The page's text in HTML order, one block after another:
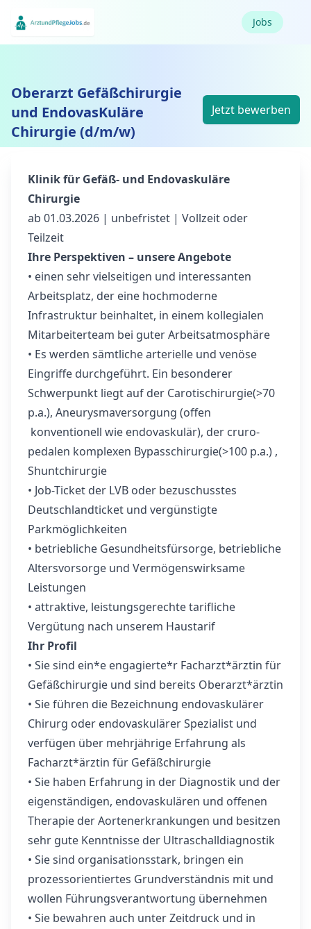
Jobs
Oberarzt Gefäßchirurgie
und EndovasKuläre
Chirurgie (d/m/w)
Jetzt bewerben
Klinik für Gefäß- und Endovaskuläre
Chirurgie
ab 01.03.2026 | unbefristet | Vollzeit oder
Teilzeit
Ihre Perspektiven – unsere Angebote
• einen sehr vielseitigen und interessanten
Arbeitsplatz, der eine hochmoderne
Infrastruktur beinhaltet, in einem kollegialen
Mitarbeiterteam bei guter Arbeitsatmosphäre
• Es werden sämtliche arterielle und venöse
Eingriffe durchgeführt. Ein besonderer
Schwerpunkt liegt auf der Carotischirurgie(>70
p.a.), Aneurysmaversorgung (offen
konventionell wie endovaskulär), der cruro-
pedalen komplexen Bypasschirurgie(>100 p.a.) ,
Shuntchirurgie
• Job-Ticket der LVB oder bezuschusstes
Deutschlandticket und vergünstigte
Parkmöglichkeiten
• betriebliche Gesundheitsfürsorge, betriebliche
Altersvorsorge und Vermögenswirksame
Leistungen
• attraktive, leistungsgerechte tarifliche
Vergütung nach unserem Haustarif
Ihr Profil
• Sie sind ein*e engagierte*r Facharzt*ärztin für
Gefäßchirurgie und sind bereits Oberarzt*ärztin
• Sie führen die Bezeichnung endovaskulärer
Chirurg oder endovaskulärer Spezialist und
verfügen über mehrjährige Erfahrung als
Facharzt*ärztin für Gefäßchirurgie
• Sie haben Erfahrung in der Diagnostik und der
eigenständigen, endovaskulären und offenen
Therapie der Aortenerkrankungen und besitzen
sehr gute Kenntnisse der Ultraschalldiagnostik
• Sie sind organisationsstark, bringen ein
prozessorientiertes Grundverständnis mit und
wollen Führungsverantwortung übernehmen
• Sie bewahren auch unter Zeitdruck und in